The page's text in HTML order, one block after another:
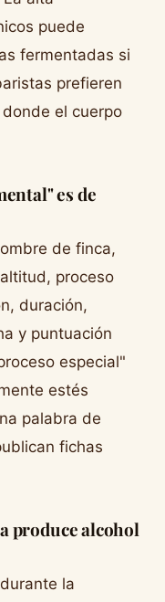
puede
fermentadas si
prefieren
el cuerpo
es de
de finca,
proceso
duración,
y puntuación
especial"
estés
palabra de
fichas
produce alcohol
la